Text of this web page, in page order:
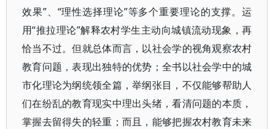
效果”、“理性选择理论”等多个重要理论的支撑。运
用“推拉理论”解释农村学生主动向城镇流动现象，再
恰当不过。但就总体而言，以社会学的视角观察农村
教育问题，表现出独特的优势；全书以社会学中的城
市化理论为纲统领全篇，举纲张目，不仅能够帮助人
们在纷乱的教育现实中理出头绪，看清问题的本质，
掌握去留得失的轻重；而且，能够把握农村教育未来